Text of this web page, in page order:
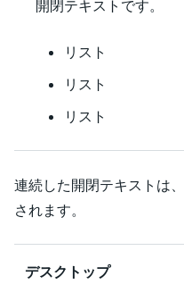
開閉テキストです。
リスト
リスト
リスト
連続した開閉テキストは
されます。
デスクトップ